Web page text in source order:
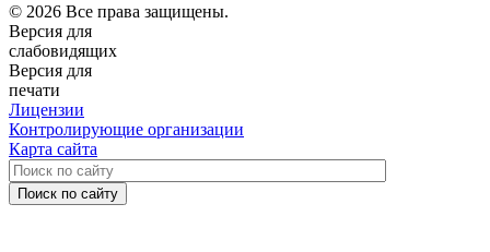
© 2026 Все права защищены.
Версия для
слабовидящих
Версия для
печати
Лицензии
Контролирующие организации
Карта сайта
Поиск по сайту